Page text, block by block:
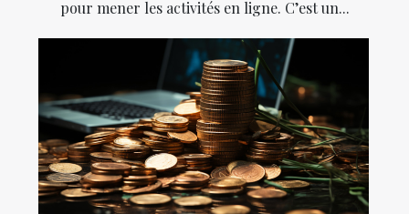
pour mener les activités en ligne. C’est un...